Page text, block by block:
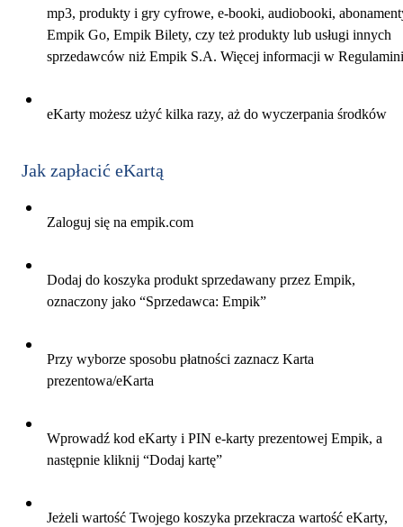
mp3, produkty i gry cyfrowe, e-booki, audiobooki,
Empik Go, Empik Bilety, czy też produkty lub usługi innych
sprzedawców niż Empik S.A. Więcej informacji w
eKarty możesz użyć kilka razy, aż do wyczerpania środków
Jak zapłacić eKartą
Zaloguj się na empik.com
Dodaj do koszyka produkt sprzedawany przez Empik,
oznaczony jako “Sprzedawca: Empik”
Przy wyborze sposobu płatności zaznacz Karta
prezentowa/eKarta
Wprowadź kod eKarty i PIN e-karty prezentowej Empik, a
następnie kliknij “Dodaj kartę”
Jeżeli wartość Twojego koszyka przekracza wartość eKarty,